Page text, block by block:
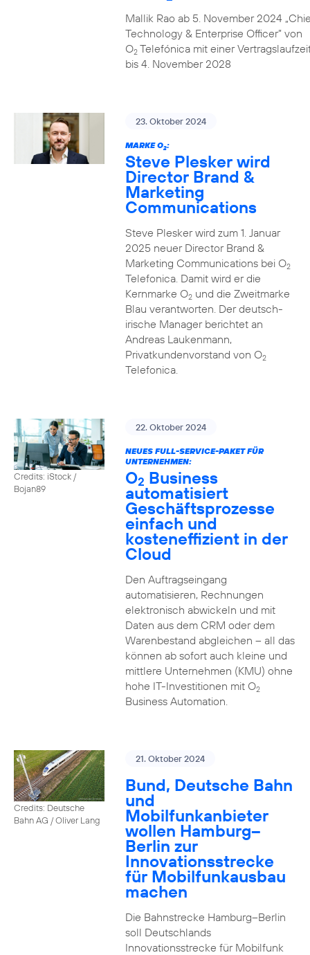
Mallik Rao ab 5. November 2024
Technology & Enterprise Officer” von
O2Telefónica mit einer
bis 4. November 2028
23. Oktober 2024
MARKE O2:
Steve Plesker wird
Director Brand &
Marketing
Communications
Steve Plesker wird zum 1. Januar
2025 neuer Director Brand &
Marketing Communications bei O2
Telefonica. Damit wird er die
Kernmarke O2und die Zweitmarke
Blau verantworten. Der deutsch-
irische Manager berichtet an
Andreas Laukenmann,
Privatkundenvorstand von O2
Telefonica.
Credits: iStock /
Bojan89
22. Oktober 2024
NEUES FULL-SERVICE-PAKET FÜR
UNTERNEHMEN:
O2 Business
automatisiert
Geschäftsprozesse
einfach und
kosteneffizient in der
Cloud
Den Auftragseingang
automatisieren, Rechnungen
elektronisch abwickeln und mit
Daten aus dem CRM oder dem
Warenbestand abgleichen – all das
können ab sofort auch kleine und
mittlere Unternehmen (KMU) ohne
hohe IT-Investitionen mit O2
Business Automation.
Credits: Deutsche
Bahn AG / Oliver Lang
21. Oktober 2024
Bund, Deutsche Bahn
und
Mobilfunkanbieter
wollen Hamburg–
Berlin zur
Innovationsstrecke
für Mobilfunkausbau
machen
Die Bahnstrecke Hamburg–Berlin
soll Deutschlands
Innovationsstrecke für Mobilfunk